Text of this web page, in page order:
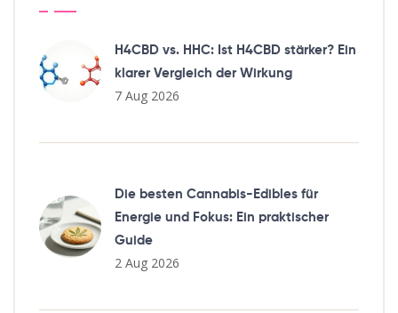
H4CBD vs. HHC: Ist H4CBD stärker? Ein
klarer Vergleich der Wirkung
7 Aug 2026
Die besten Cannabis-Edibles für
Energie und Fokus: Ein praktischer
Guide
2 Aug 2026